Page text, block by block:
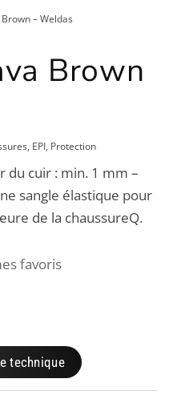
– Weldas
Brown
, EPI, Protection
du cuir : min. 1 mm –
sangle élastique pour
de la chaussureQ.
favoris
technique